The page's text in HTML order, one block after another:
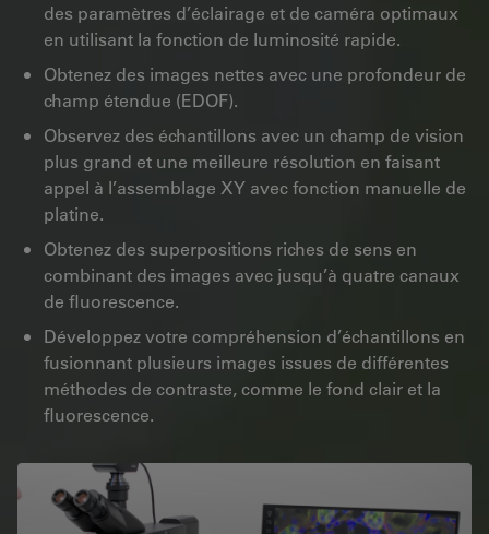
des paramètres d’éclairage et de caméra optimaux
en utilisant la fonction de luminosité rapide.
Obtenez des images nettes avec une profondeur de
champ étendue (EDOF).
Observez des échantillons avec un champ de vision
plus grand et une meilleure résolution en faisant
appel à l’assemblage XY avec fonction manuelle de
platine.
Obtenez des superpositions riches de sens en
combinant des images avec jusqu’à quatre canaux
de fluorescence.
Développez votre compréhension d’échantillons en
fusionnant plusieurs images issues de différentes
méthodes de contraste, comme le fond clair et la
fluorescence.